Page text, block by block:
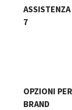
7
OPZIONI
BRAND